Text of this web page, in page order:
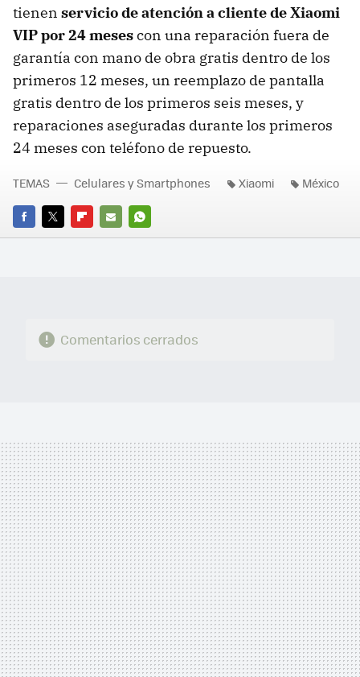
tienen servicio de atención a cliente de Xiaomi
VIP por 24mesescon una reparación fuera de
garantía con mano de obra gratis dentro de los
primeros 12 meses, un reemplazo de pantalla
gratis dentro de los primeros seis meses, y
reparaciones aseguradas durante los primeros
24 meses con teléfono de repuesto.
FACEBOOK
TWITTERFLIPBOARD
E-
WHATSAPP
TEMAS Celulares y Smartphones Xiaomi México
Comentarios cerrados